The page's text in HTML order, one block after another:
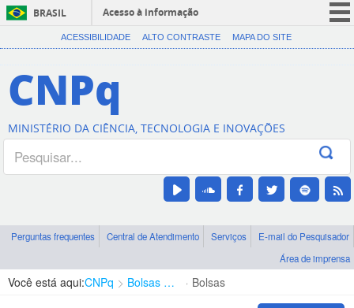
BRASIL
Acesso à informação
CORONAVÍRUS (COVID-19)
Canais
ACESSIBILIDADE ALTO CONTRASTE MAPA DO SITE
CNPq
MINISTÉRIO DA CIÊNCIA, TECNOLOGIA E INOVAÇÕES
Perguntas frequentes Central de Atendimento Serviços
E-mail do Pesquisador
Área de imprensa
Você está aqui:CNPq Bolsas e Auxílios Vigentes Bolsas